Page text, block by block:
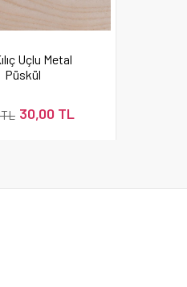
Uçlu Metal
Püskül
30,00 TL